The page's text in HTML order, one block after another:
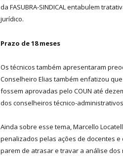
da FASUBRA-SINDICAL entabulem
jurídico.
Prazo de 18 meses
Os técnicos também apresentaram
Conselheiro Elias também enfatizou
fossem aprovadas pelo COUN até
dos conselheiros técnico-
Ainda sobre esse tema, Marcello
penalizados pelas ações de docentes
parem de atrasar e travar a análise